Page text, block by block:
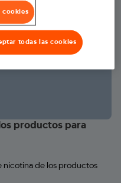
productos para
nicotina de los productos
cookies
todas las cookies